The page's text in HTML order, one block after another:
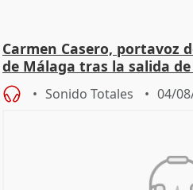
Carmen Casero, portavoz
de Málaga tras la salida de
Sonido Totales 04/